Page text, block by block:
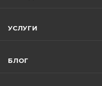
УСЛУГИ
БЛОГ